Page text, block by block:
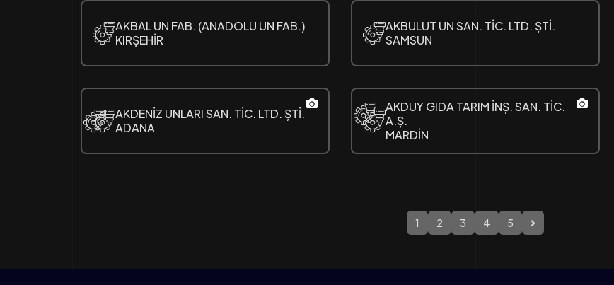
AKBAL UN FAB. (ANADOLU UN FAB.)
KIRȘEHİR
AKBULUT UN SAN. TİC. LTD. ȘTİ.
SAMSUN
AKDENİZ UNLARI SAN. TİC. LTD. ȘTİ.
ADANA
AKDUY GIDA TARIM İNȘ. SAN. TİC.
A.Ș.
MARDİN
1 2 3 4 5